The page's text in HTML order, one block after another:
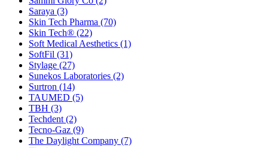
Saraya (3)
Skin Tech Pharma (70)
Skin Tech® (22)
Soft Medical Aesthetics (1)
SoftFil (31)
Stylage (27)
Sunekos Laboratories (2)
Surtron (14)
TAUMED (5)
TBH (3)
Techdent (2)
Tecno-Gaz (9)
The Daylight Company (7)